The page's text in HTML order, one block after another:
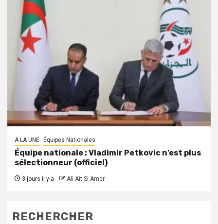
A LA UNE Équipes Nationales
Équipe nationale : Vladimir Petkovic n’est plus
sélectionneur (officiel)
3 jours il y a Ali Ait Si Amer
RECHERCHER